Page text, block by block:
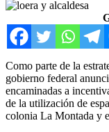
Como parte de la
gobierno federal
encaminadas a
de la utilización de
colonia La Montada y